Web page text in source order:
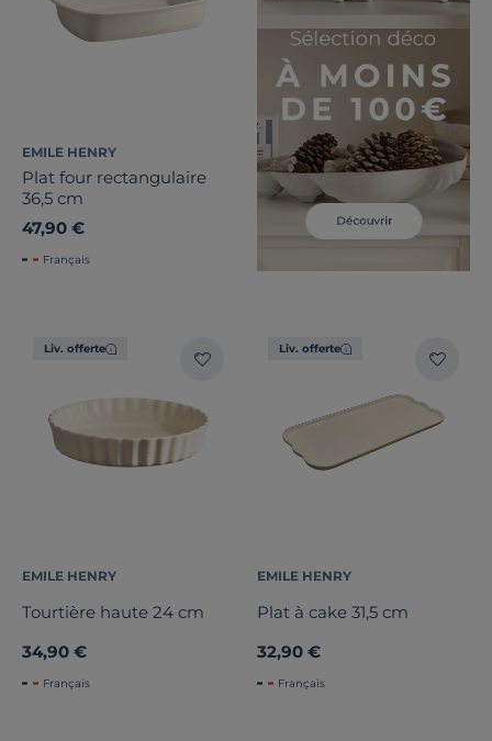
EMILE HENRY
Plat four rectangulaire
36,5 cm
47,90 €
Français
Liv. offerte
EMILE HENRY
Tourtière haute 24 cm
34,90 €
Français
Liv. offerte
EMILE HENRY
Plat à cake 31,5 cm
32,90 €
Français